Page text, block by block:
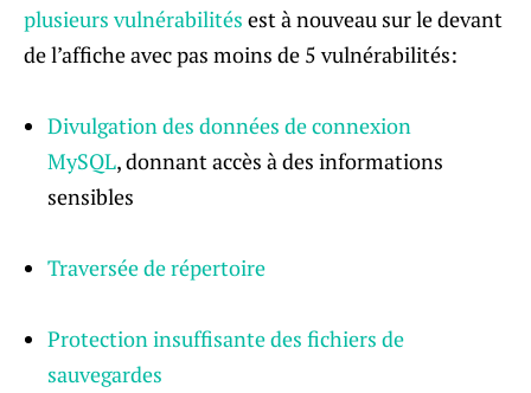
plusieurs vulnérabilités est à nouveau sur le devant
de l’affiche avec pas moins de 5 vulnérabilités:
Divulgation des données de connexion
MySQL, donnant accès à des informations
sensibles
Traversée de répertoire
Protection insuffisante des fichiers de
sauvegardes